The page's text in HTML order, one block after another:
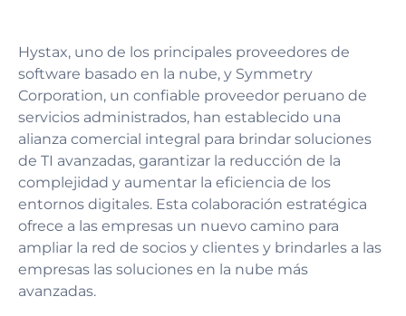
Hystax, uno de los principales proveedores de
software basado en la nube, y Symmetry
Corporation, un confiable proveedor peruano de
servicios administrados, han establecido una
alianza comercial integral para brindar soluciones
de TI avanzadas, garantizar la reducción de la
complejidad y aumentar la eficiencia de los
entornos digitales. Esta colaboración estratégica
ofrece a las empresas un nuevo camino para
ampliar la red de socios y clientes y brindarles a las
empresas las soluciones en la nube más
avanzadas.